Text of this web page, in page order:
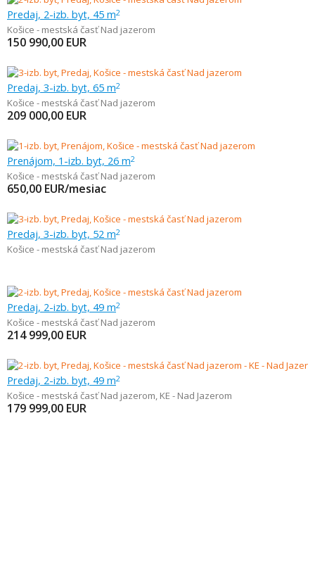
Predaj, 2-izb. byt, 45 m2
Košice - mestská časť Nad jazerom
150 990,00 EUR
Predaj, 3-izb. byt, 65 m2
Košice - mestská časť Nad jazerom
209 000,00 EUR
Prenájom, 1-izb. byt, 26 m2
Košice - mestská časť Nad jazerom
650,00 EUR/mesiac
Predaj, 3-izb. byt, 52 m2
Košice - mestská časť Nad jazerom
Predaj, 2-izb. byt, 49 m2
Košice - mestská časť Nad jazerom
214 999,00 EUR
Predaj, 2-izb. byt, 49 m2
Košice - mestská časť Nad jazerom, KE - Nad Jazerom
179 999,00 EUR